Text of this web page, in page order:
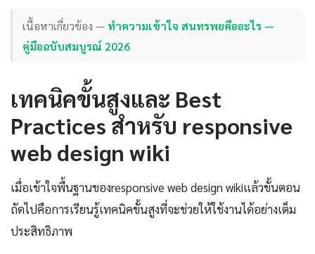
เนื้อหาเกี่ยวข้อง — ทำความเข้าใจ สนทรพยคืออะไร —
คู่มือฉบับสมบูรณ์ 2026
เทคนิคขั้นสูงและ Best
Practices สำหรับ responsive
web design wiki
เมื่อเข้าใจพื้นฐานของresponsive web design wikiแล้วขั้นตอน
ถัดไปคือการเรียนรู้เทคนิคขั้นสูงที่จะช่วยให้ใช้งานได้อย่างเต็ม
ประสิทธิภาพ